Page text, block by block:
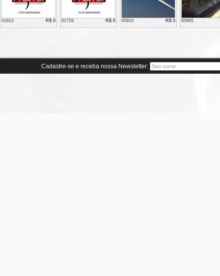
01812 R$ 0 01729 R$ 0 00910 R$ 0 00985
Cadastre-se e receba nossa Newsletter: